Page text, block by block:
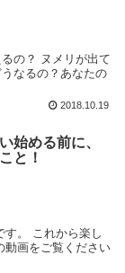
の？ ヌメリが出て
なるの？あなたの
2018.10.19
始める前に、
と！
す。 これから楽し
動画をご覧ください